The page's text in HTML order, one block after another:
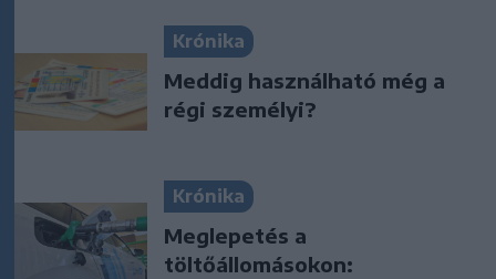
Krónika
Meddig használható még a
régi személyi?
Krónika
Meglepetés a
töltőállomásokon: